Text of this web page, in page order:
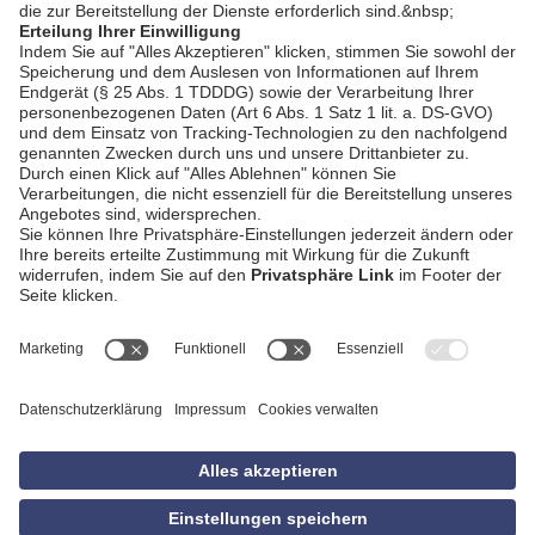
AGB
Datenschutzerklärung
Empfang